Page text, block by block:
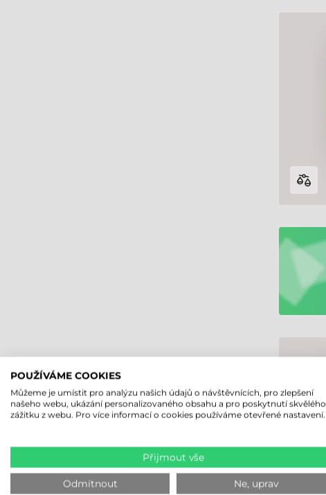
POUŽÍVÁME COOKIES
Můžeme je umístit pro analýzu našich údajů o návštěvnících, pro zlepšení
našeho webu, ukázání personalizovaného obsahu a pro poskytnutí skvělého
zážitku z webu. Pro více informací o cookies používáme otevřené nastavení.
Přijmout vše
Odmítnout Ne, uprav